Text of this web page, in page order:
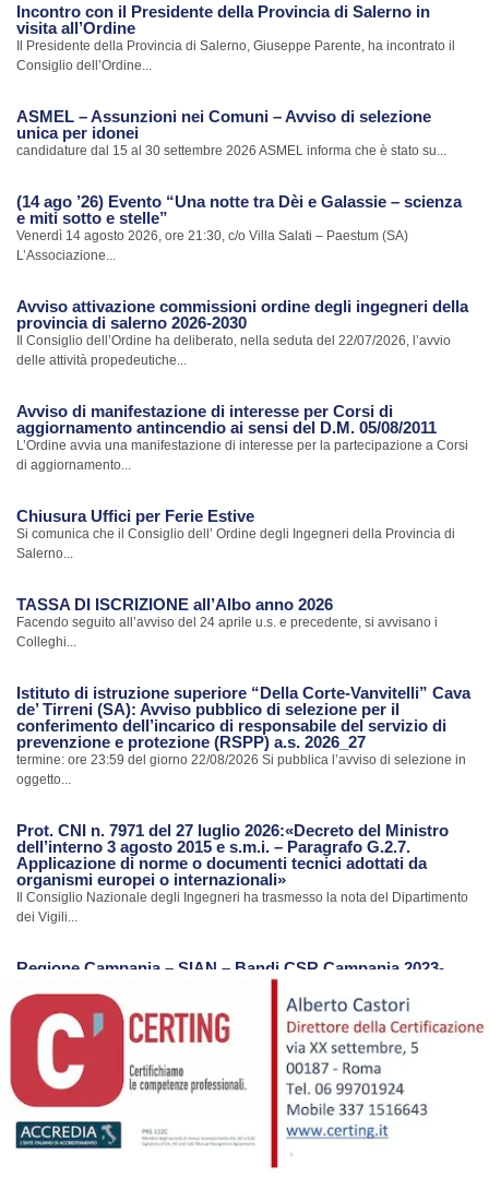
Incontro con il Presidente della Provincia di Salerno in
visita all’Ordine
Il Presidente della Provincia di Salerno, Giuseppe Parente, ha incontrato il
Consiglio dell’Ordine...
ASMEL – Assunzioni nei Comuni – Avviso di selezione
unica per idonei
candidature dal 15 al 30 settembre 2026 ASMEL informa che è stato su...
(14 ago ’26) Evento “Una notte tra Dèi e Galassie – scienza
e miti sotto e stelle”
Venerdì 14 agosto 2026, ore 21:30, c/o Villa Salati – Paestum (SA)
L’Associazione...
Avviso attivazione commissioni ordine degli ingegneri della
provincia di salerno 2026-2030
Il Consiglio dell’Ordine ha deliberato, nella seduta del 22/07/2026, l’avvio
delle attività propedeutiche...
Avviso di manifestazione di interesse per Corsi di
aggiornamento antincendio ai sensi del D.M. 05/08/2011
L’Ordine avvia una manifestazione di interesse per la partecipazione a Corsi
di aggiornamento...
Chiusura Uffici per Ferie Estive
Si comunica che il Consiglio dell’ Ordine degli Ingegneri della Provincia di
Salerno...
TASSA DI ISCRIZIONE all’Albo anno 2026
Facendo seguito all’avviso del 24 aprile u.s. e precedente, si avvisano i
Colleghi...
Istituto di istruzione superiore “Della Corte-Vanvitelli” Cava
de’ Tirreni (SA): Avviso pubblico di selezione per il
conferimento dell’incarico di responsabile del servizio di
prevenzione e protezione (RSPP) a.s. 2026_27
termine: ore 23:59 del giorno 22/08/2026 Si pubblica l’avviso di selezione in
oggetto...
Prot. CNI n. 7971 del 27 luglio 2026:«Decreto del Ministro
dell’interno 3 agosto 2015 e s.m.i. – Paragrafo G.2.7.
Applicazione di norme o documenti tecnici adottati da
organismi europei o internazionali»
Il Consiglio Nazionale degli Ingegneri ha trasmesso la nota del Dipartimento
dei Vigili...
Regione Campania – SIAN – Bandi CSR Campania 2023-
La Regione Campania con riferimento al Portale SIAN ha trasmesso una
nota con...
Avvio procedimento di revisione Albo CTU e Periti del
Tribunale di Nola
Con nota Prot. n.7385 del 24.07.2026 il Tribunale di Nola ha comunicato
l’avvio...